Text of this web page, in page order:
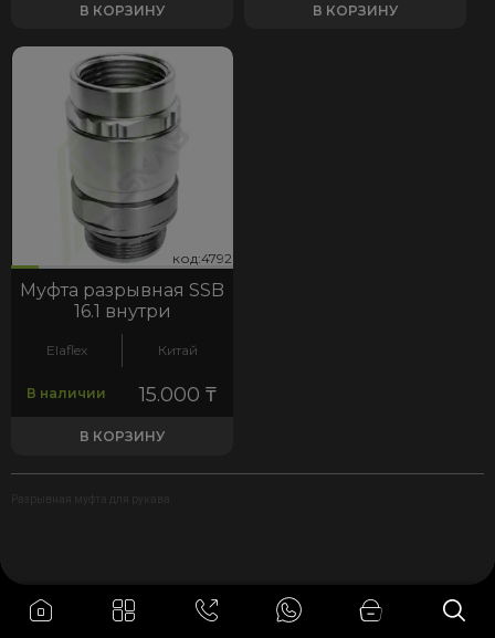
В КОРЗИНУ В КОРЗИНУ
код:4792
Муфта разрывная SSB
16.1 внутри
Elaflex Китай
В наличии 15.000 ₸
В КОРЗИНУ